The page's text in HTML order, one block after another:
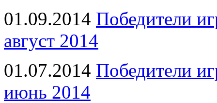
01.09.2014 Победители
август 2014
01.07.2014 Победители
июнь 2014